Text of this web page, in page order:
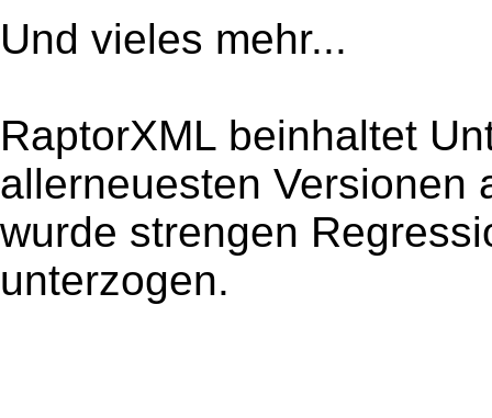
Und vieles mehr...
RaptorXML beinhaltet
allerneuesten Versionen
wurde strengen
unterzogen.